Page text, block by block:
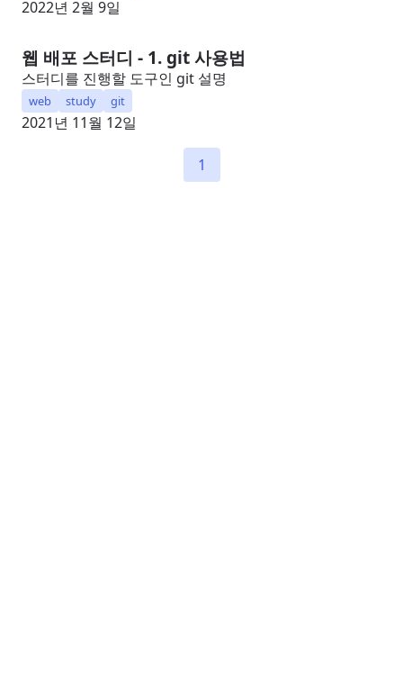
2022년 2월 9일
웹 배포 스터디 - 1. git 사용법
스터디를 진행할 도구인 git 설명
web study git
2021년 11월 12일
1